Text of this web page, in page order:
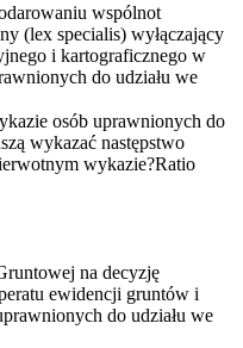
wspólnot
(lex specialis) wyłączający
i kartograficznego w
do udziału we
osób uprawnionych do
wykazać następstwo
wykazie?Ratio
na decyzję
ewidencji gruntów i
do udziału we